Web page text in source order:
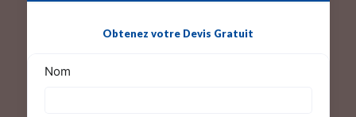
Obtenez votre Devis Gratuit